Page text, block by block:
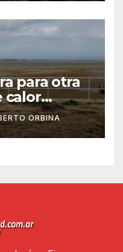
para otra
calor
desde
ORBINA